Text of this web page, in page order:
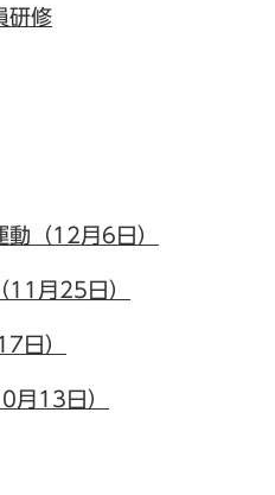
研修
動（12月6日）
11月25日）
日）
月13日）